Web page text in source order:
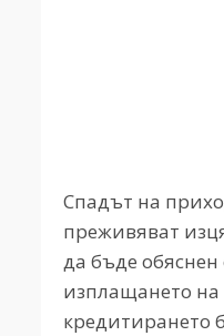
Спадът на
преживяват
да бъде
изплащането на
кредитирането